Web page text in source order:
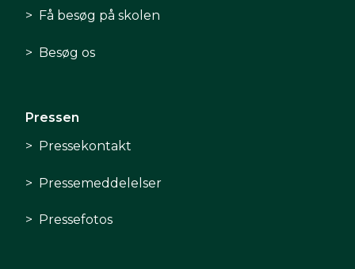
Få besøg på skolen
Besøg os
Pressen
Pressekontakt
Pressemeddelelser
Pressefotos